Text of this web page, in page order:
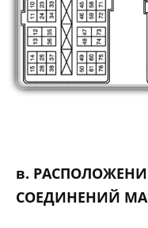
в.
СОЕДИНЕНИЙ